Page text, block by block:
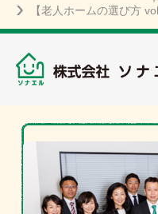
【老人ホームの選び方